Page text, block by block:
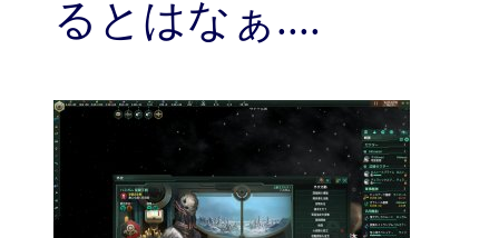
るとはなぁ....